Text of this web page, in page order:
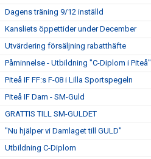
Dagens träning 9/12 inställd
Kansliets öppettider under December
Utvärdering försäljning rabatthäfte
Påminnelse - Utbildning "C-Diplom i Piteå"
Piteå IF FF:s F-08 i Lilla Sportspegeln
Piteå IF Dam - SM-Guld
GRATTIS TILL SM-GULDET
"Nu hjälper vi Damlaget till GULD"
Utbildning C-Diplom